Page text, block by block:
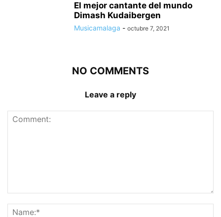
El mejor cantante del mundo
Dimash Kudaibergen
Musicamalaga - octubre 7, 2021
NO COMMENTS
Leave a reply